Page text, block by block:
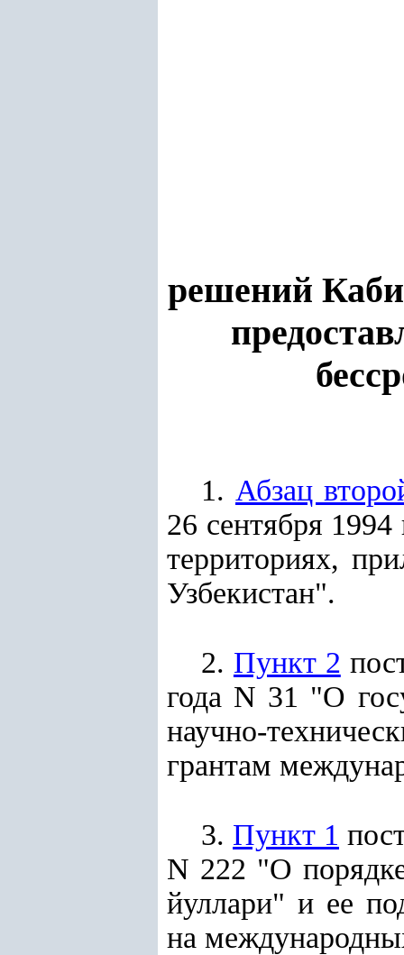
решений
1. Абзац
26 сентября
территориях,
Узбекистан".
2. Пункт 2
года N 31 "О
научно-
грантам
3. Пункт 1
N 222 "О
йуллари" и ее
на